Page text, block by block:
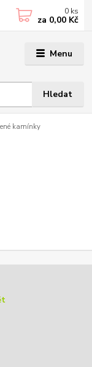
Menu
Hledat
0 ks
za 0,00 Kč
kamínky